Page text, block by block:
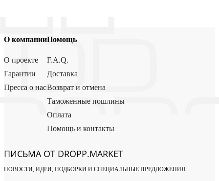
О компании
О проекте
Гарантии
Пресса о нас
Помощь
F.A.Q.
Доставка
Возврат и отмена
Таможенные пошлины
Оплата
Помощь и контакты
ПИСЬМА ОТ DROPP.MARKET
НОВОСТИ, ИДЕИ, ПОДБОРКИ И СПЕЦИАЛЬНЫЕ ПРЕДЛОЖЕНИЯ